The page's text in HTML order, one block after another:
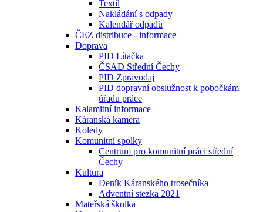
Textil
Nakládání s odpady
Kalendář odpadů
ČEZ distribuce - informace
Doprava
PID Lítačka
ČSAD Střední Čechy
PID Zpravodaj
PID dopravní obslužnost k pobočkám
úřadu práce
Kalamitní informace
Káranská kamera
Koledy
Komunitní spolky
Centrum pro komunitní práci střední
Čechy
Kultura
Deník Káranského trosečníka
Adventní stezka 2021
Mateřská školka